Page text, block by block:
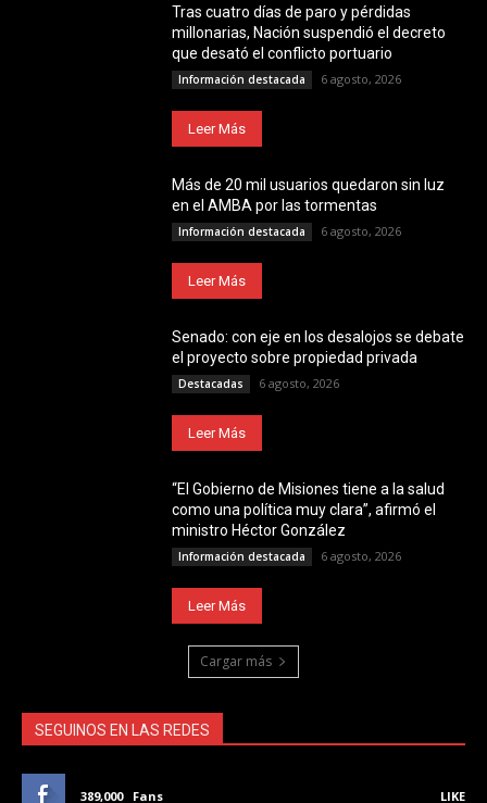
Tras cuatro días de paro y pérdidas
millonarias, Nación suspendió el decreto
que desató el conflicto portuario
Información destacada 6 agosto, 2026
Leer Más
Más de 20 mil usuarios quedaron sin luz
en el AMBA por las tormentas
Información destacada 6 agosto, 2026
Leer Más
Senado: con eje en los desalojos se debate
el proyecto sobre propiedad privada
Destacadas 6 agosto, 2026
Leer Más
“El Gobierno de Misiones tiene a la salud
como una política muy clara”, afirmó el
ministro Héctor González
Información destacada 6 agosto, 2026
Leer Más
Cargar más
SEGUINOS EN LAS REDES
389,000 Fans LIKE